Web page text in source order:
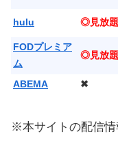
hulu ◎見放
FODプレミア
ム
◎見放
ABEMA ✖
※本サイトの配信情